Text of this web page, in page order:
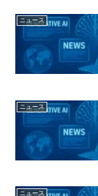
ニュース
ニュース
ニュース